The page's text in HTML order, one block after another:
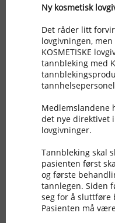
Ny kosmetisk
Det råder litt
lovgivningen,
KOSMETISKE
tannbleking med
Medlemslandene
det nye direktivet
lovgivninger.
Tannbleking skal
pasienten først
og første
tannlegen. Siden
seg for å sluttføre
Pasienten må